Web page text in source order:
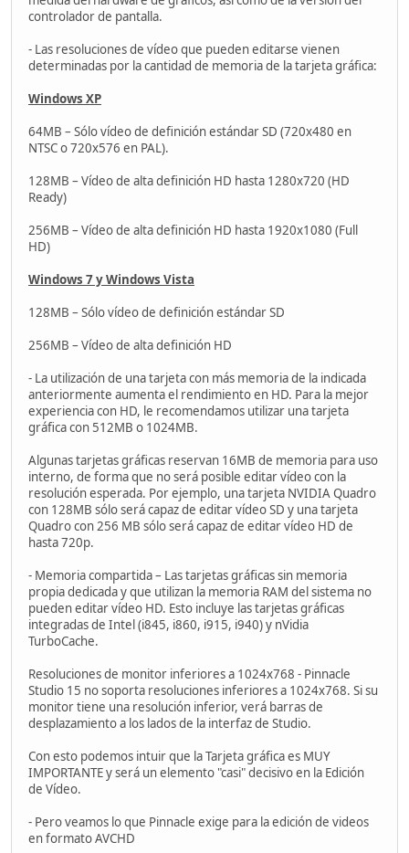
controlador de pantalla.
- Las resoluciones de vídeo que pueden editarse vienen
determinadas por la cantidad de memoria de la tarjeta gráfica:
Windows XP
64MB – Sólo vídeo de definición estándar SD (720x480 en
NTSC o 720x576 en PAL).
128MB – Vídeo de alta definición HD hasta 1280x720 (HD
Ready)
256MB – Vídeo de alta definición HD hasta 1920x1080 (Full
HD)
Windows 7 y Windows Vista
128MB – Sólo vídeo de definición estándar SD
256MB – Vídeo de alta definición HD
- La utilización de una tarjeta con más memoria de la indicada
anteriormente aumenta el rendimiento en HD. Para la mejor
experiencia con HD, le recomendamos utilizar una tarjeta
gráfica con 512MB o 1024MB.
Algunas tarjetas gráficas reservan 16MB de memoria para uso
interno, de forma que no será posible editar vídeo con la
resolución esperada. Por ejemplo, una tarjeta NVIDIA Quadro
con 128MB sólo será capaz de editar vídeo SD y una tarjeta
Quadro con 256 MB sólo será capaz de editar vídeo HD de
hasta 720p.
- Memoria compartida – Las tarjetas gráficas sin memoria
propia dedicada y que utilizan la memoria RAM del sistema no
pueden editar vídeo HD. Esto incluye las tarjetas gráficas
integradas de Intel (i845, i860, i915, i940) y nVidia
TurboCache.
Resoluciones de monitor inferiores a 1024x768 - Pinnacle
Studio 15 no soporta resoluciones inferiores a 1024x768. Si su
monitor tiene una resolución inferior, verá barras de
desplazamiento a los lados de la interfaz de Studio.
Con esto podemos intuir que la Tarjeta gráfica es MUY
IMPORTANTE y será un elemento "casi" decisivo en la Edición
de Vídeo.
- Pero veamos lo que Pinnacle exige para la edición de videos
en formato AVCHD